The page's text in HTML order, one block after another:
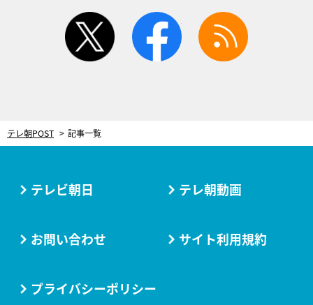
twitter facebook
テレ朝POST 記事一覧
テレビ朝日 テレ朝動画
お問い合わせ サイト利用規約
プライバシーポリシー